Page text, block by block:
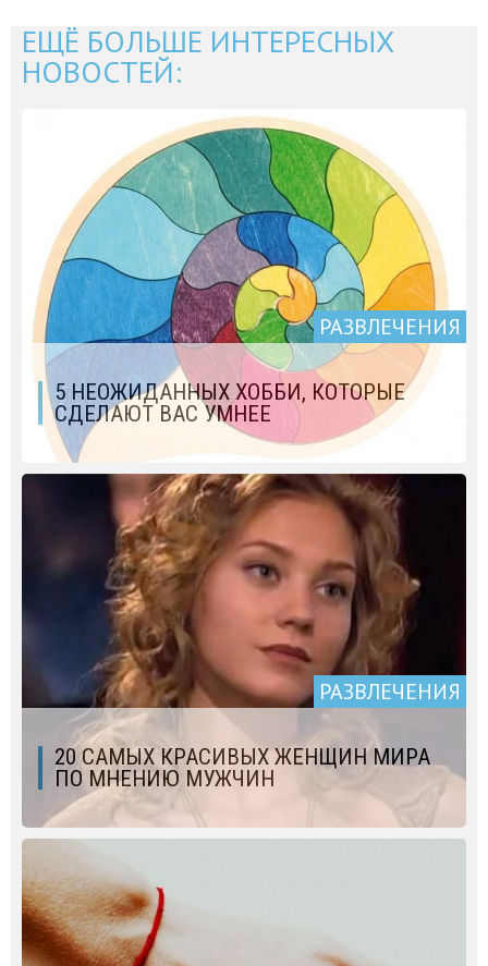
ЕЩЁ БОЛЬШЕ ИНТЕРЕСНЫХ
НОВОСТЕЙ:
РАЗВЛЕЧЕНИЯ
5 НЕОЖИДАННЫХ ХОББИ, КОТОРЫЕ
СДЕЛАЮТ ВАС УМНЕЕ
РАЗВЛЕЧЕНИЯ
20 САМЫХ КРАСИВЫХ ЖЕНЩИН МИРА
ПО МНЕНИЮ МУЖЧИН